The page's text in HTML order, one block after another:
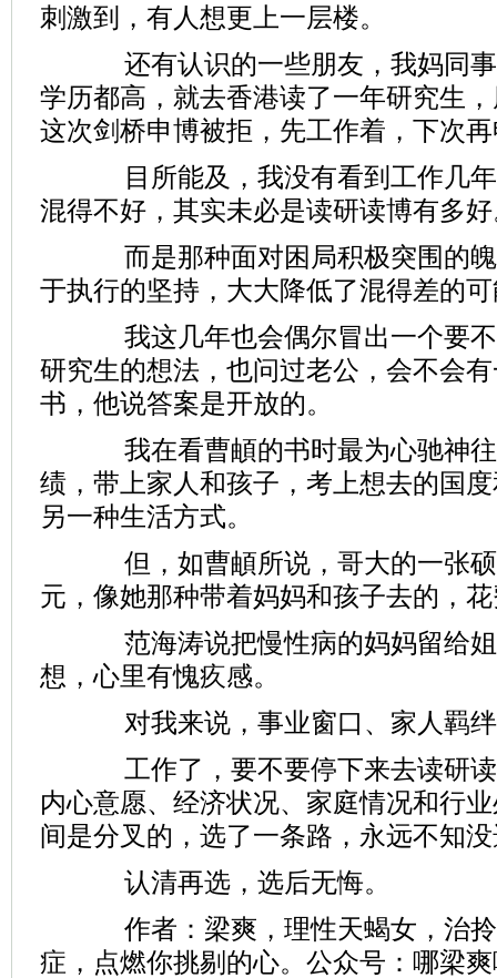
刺激到，有人想更上一层楼。
还有认识的一些朋友，我妈同事
学历都高，就去香港读了一年研究生
这次剑桥申博被拒，先工作着，下次
目所能及，我没有看到工作几年
混得不好，其实未必是读研读博有多
而是那种面对困局积极突围的魄
于执行的坚持，大大降低了混得差的
我这几年也会偶尔冒出一个要不
研究生的想法，也问过老公，会不会
书，他说答案是开放的。
我在看曹頔的书时最为心驰神往
绩，带上家人和孩子，考上想去的国
另一种生活方式。
但，如曹頔所说，哥大的一张硕
元，像她那种带着妈妈和孩子去的，
范海涛说把慢性病的妈妈留给姐
想，心里有愧疚感。
对我来说，事业窗口、家人羁绊
工作了，要不要停下来去读研读
内心意愿、经济状况、家庭情况和行
间是分叉的，选了一条路，永远不知
认清再选，选后无悔。
作者：梁爽，理性天蝎女，治拎
症，点燃你挑剔的心。公众号：哪梁